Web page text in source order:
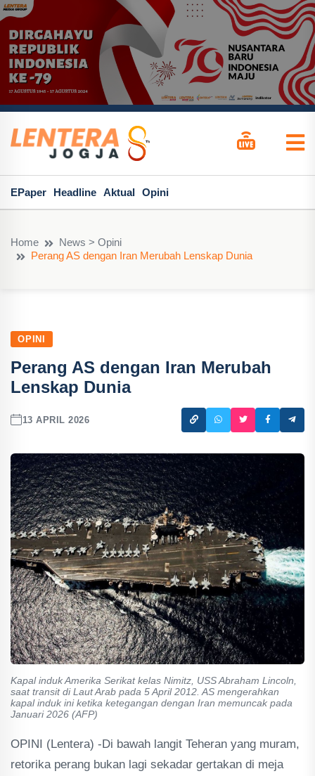
EPaper Headline Aktual Opini
Home
News > Opini
Perang AS dengan Iran Merubah Lenskap Dunia
OPINI
Perang AS dengan Iran Merubah
Lenskap Dunia
13 APRIL 2026
Kapal induk Amerika Serikat kelas Nimitz, USS Abraham Lincoln,
saat transit di Laut Arab pada 5 April 2012. AS mengerahkan
kapal induk ini ketika ketegangan dengan Iran memuncak pada
Januari 2026 (AFP)
OPINI (Lentera) -Di bawah langit Teheran yang muram,
retorika perang bukan lagi sekadar gertakan di meja